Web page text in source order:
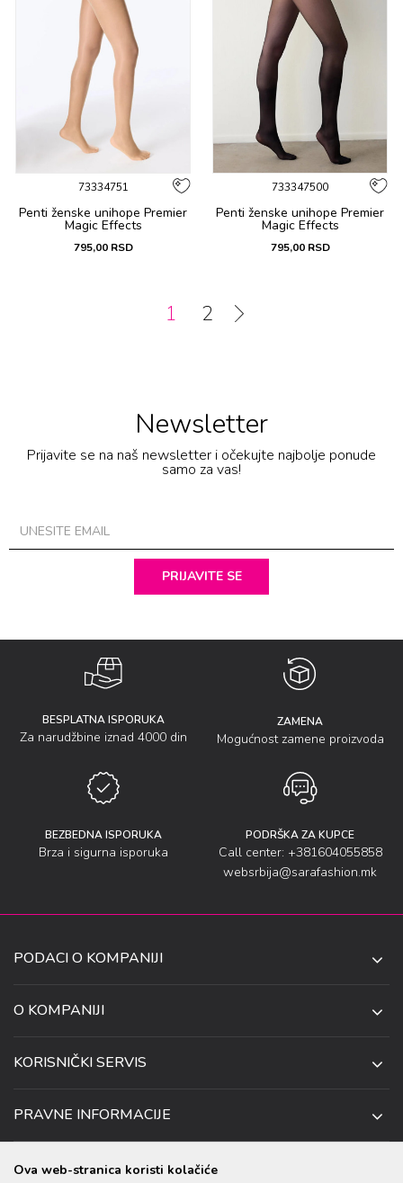
73334751
Penti ženske unihope Premier
Magic Effects
795,00 RSD
733347500
Penti ženske unihope Premier
Magic Effects
795,00 RSD
1 2
Newsletter
Prijavite se na naš newsletter i očekujte najbolje ponude
samo za vas!
PRIJAVITE SE
BESPLATNA ISPORUKA
Za narudžbine iznad 4000 din
ZAMENA
Mogućnost zamene proizvoda
BEZBEDNA ISPORUKA
Brza i sigurna isporuka
PODRŠKA ZA KUPCE
Call center: +381604055858
websrbija@sarafashion.mk
PODACI O KOMPANIJI
UL. ANETE ANDREJEVIĆ 13
NIŠ 18106, SRBIJA
+381 (0)60 4055 858
WEBSRBIJA@SARAFASHION.MK
O KOMPANIJI
SARADNJA
KONTAKT PODACI
KORISNIČKI SERVIS
USLOVI ZA OTKAZIVANJE I ZAMENU
PRAVNE INFORMACIJE
Ova web-stranica koristi kolačiće